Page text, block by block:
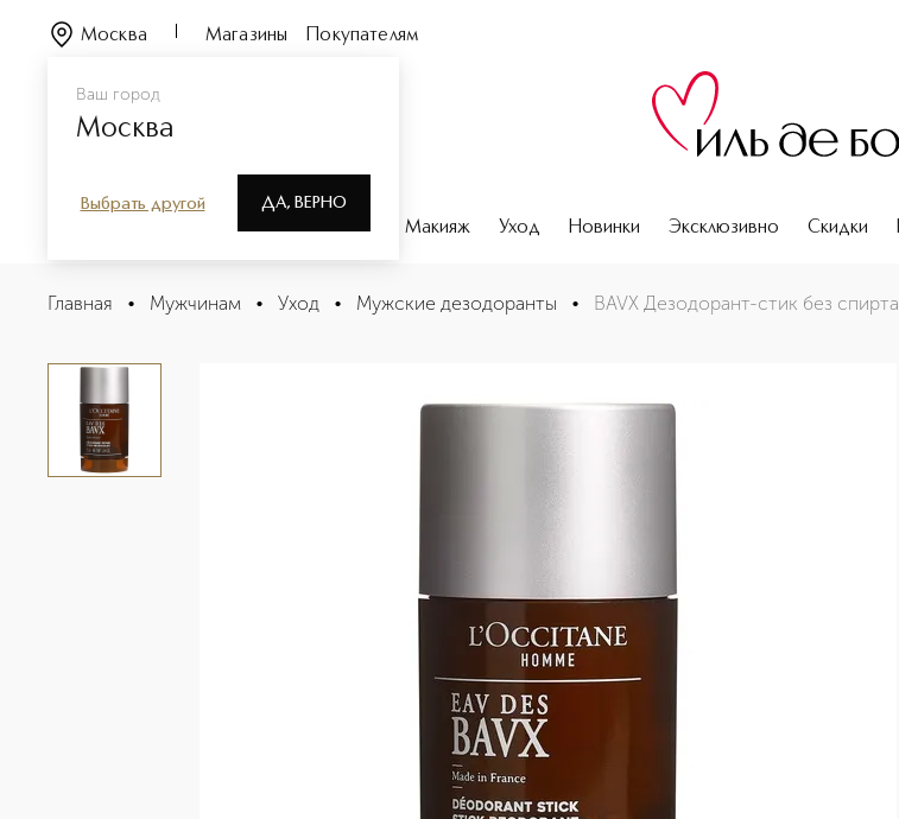
Ваш город
Москва
Выбрать другой ДА, ВЕРНО
Москва Магазины Покупателям
Парфюмерия Макияж Уход Новинки Эксклюзивно Скидки
BAVX Дезодорант-стик без спирта
Главная • Мужчинам • Уход • Мужские дезодоранты • BAVX Дезодорант-стик без спирта